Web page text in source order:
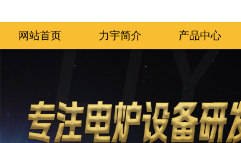
网站首页 力宇简介 产品中心